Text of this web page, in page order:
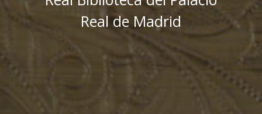
Real de Madrid